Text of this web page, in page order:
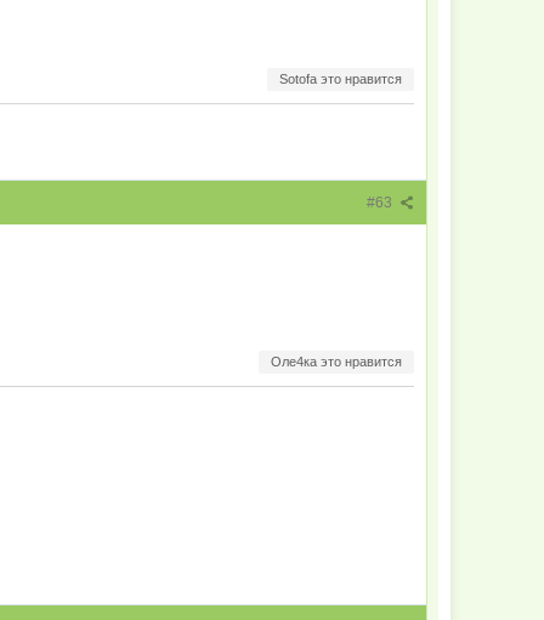
Sotofa это нравится
#63
Оле4ка это нравится